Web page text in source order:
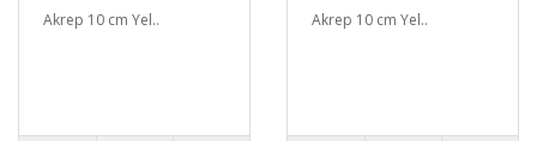
Akrep 10 cm Yel.. Akrep 10 cm Yel..